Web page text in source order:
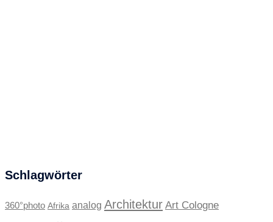
Schlagwörter
360°photo Afrika analog Architektur Art Cologne